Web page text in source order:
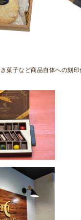
菓子など商品自体への刻